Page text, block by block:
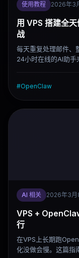
使用教程 2026年3
用 VPS 搭建全
战
每天重复处理邮件、
24小时在线的AI助
#OpenClaw
AI 相关 2026年3月
VPS +
行
在VPS上长期跑
化没做会慢。这篇指